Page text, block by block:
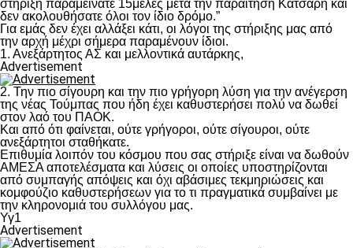
στήριξη παραμείνατε 15μελες μετά την παραίτηση Κατσαρή και
δεν ακολουθήσατε όλοι τον ίδιο δρόμο.”
Για εμάς δεν έχει αλλάξει κάτι, οι λόγοι της στήριξης μας από
την αρχή μέχρι σήμερα παραμένουν ίδιοι.
1. Ανεξάρτητος ΑΣ και μελλοντικά αυτάρκης,
Advertisement
2. Την πιο σίγουρη και την πιο γρήγορη λύση για την ανέγερση
της νέας Τούμπας που ήδη έχει καθυστερήσει πολύ να δωθεί
στον λαό του ΠΑΟΚ.
Και από ότι φαίνεται, ούτε γρήγοροι, ούτε σίγουροι, ούτε
ανεξάρτητοι σταθήκατε.
Επιθυμία λοιπόν του κόσμου που σας στήριξε είναι να δωθούν
ΑΜΕΣΑ αποτελέσματα και λύσεις οι οποίες υποστηρίζονται
από συμπαγής απόψεις και όχι αβάσιμες τεκμηριώσεις και
κομφούζιο καθυστερήσεων για το τι πραγματικά συμβαίνει με
την κληρονομιά του συλλόγου μας.
Υγ1
Advertisement